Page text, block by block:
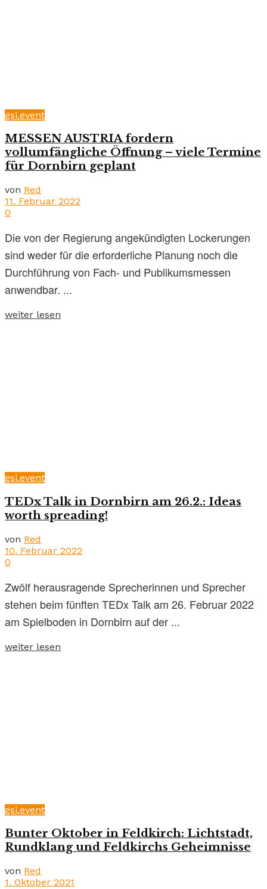
gsi.event
MESSEN AUSTRIA fordern
vollumfängliche Öffnung – viele Termine
für Dornbirn geplant
von Red
11. Februar 2022
0
Die von der Regierung angekündigten Lockerungen
sind weder für die erforderliche Planung noch die
Durchführung von Fach- und Publikumsmessen
anwendbar. ...
weiter lesen
gsi.event
TEDx Talk in Dornbirn am 26.2.: Ideas
worth spreading!
von Red
10. Februar 2022
0
Zwölf herausragende Sprecherinnen und Sprecher
stehen beim fünften TEDx Talk am 26. Februar 2022
am Spielboden in Dornbirn auf der ...
weiter lesen
gsi.event
Bunter Oktober in Feldkirch: Lichtstadt,
Rundklang und Feldkirchs Geheimnisse
von Red
1. Oktober 2021